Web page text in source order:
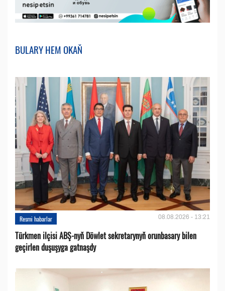
BULARY HEM OKAŇ
Resmi habarlar 08.08.2026 - 13:21
Türkmen ilçisi ABŞ-nyň Döwlet sekretarynyň orunbasary bilen
geçirlen duşuşyga gatnaşdy